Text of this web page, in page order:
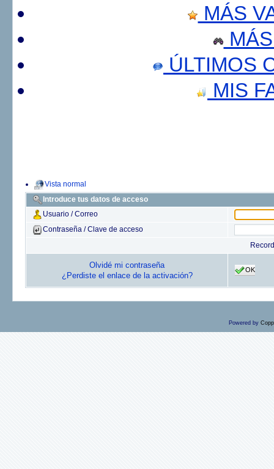
MÁS
ÚLTIMOS
MIS
Vista normal
Introduce tus datos de acceso
Usuario / Correo
Contraseña / Clave de acceso
Olvidé mi contraseña
¿Perdiste el enlace de la activación?
OK
Powered by